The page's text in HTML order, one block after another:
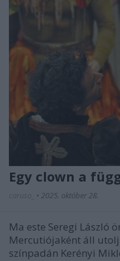
Egy clown a
caruso_ • 2025. október 28.
Ma este Seregi László
Mercutiójaként áll
színpadán Kerényi